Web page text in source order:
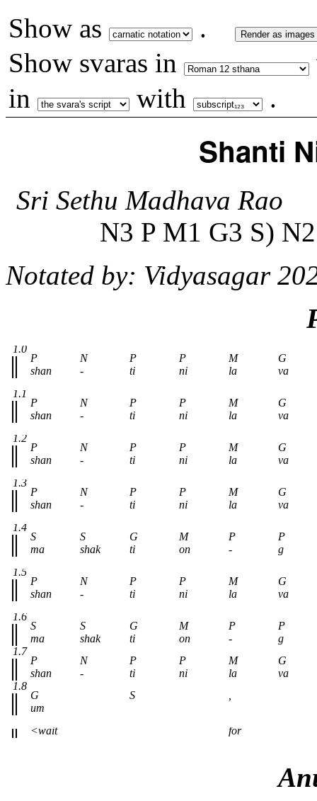
Show as . Render as images
Show svaras in
in
with .
Shanti
Sri Sethu Madhava Rao
N3 P M1 G3
Notated by: Vidyasagar
1.0
P N P P M
G
shan
- ti ni la
va
1.1
P N P P M
G
shan
- ti ni la
va
1.2
P N P P M
G
shan
- ti ni la
va
1.3
P N P P M
G
shan
- ti ni la
va
1.4
S S G M P
P
ma
shak ti on -
g
1.5
P N P P M
G
shan
- ti ni la
va
1.6
S S G M P
P
ma
shak ti on -
g
1.7
P N P P M
G
shan
- ti ni la
va
1.8
G S
um
<wait
for